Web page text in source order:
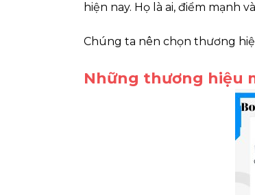
hiện nay. Họ là ai, điểm mạnh
Chúng ta nên chọn thương
Những thương hiệu